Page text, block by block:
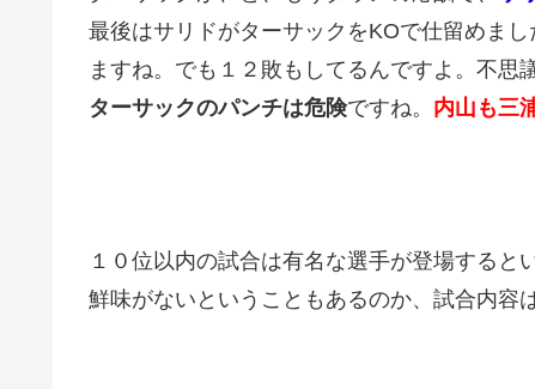
最後はサリドがターサックをKOで仕留めま
ますね。でも１２敗もしてるんですよ。不思
ターサックのパンチは危険ですね。 内山も三
１０位以内の試合は有名な選手が登場する
鮮味がないということもあるのか、試合内容